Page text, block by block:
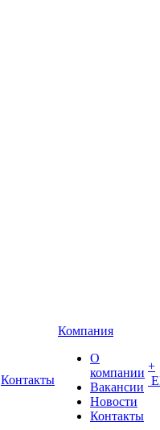
Контакты
Компания
О
компании
Вакансии
Новости
Контакты
+